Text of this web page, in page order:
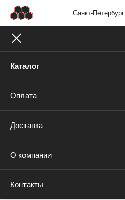
Санкт-Петербург
Каталог
Оплата
Доставка
О компании
Контакты